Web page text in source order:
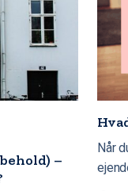
–
Når